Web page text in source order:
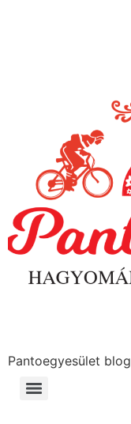
Pantoegyesület blog